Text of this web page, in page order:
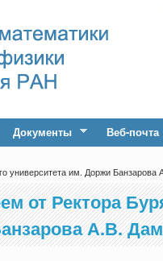
Документы Веб-почта
университета им. Доржи
от Ректора
А.В.